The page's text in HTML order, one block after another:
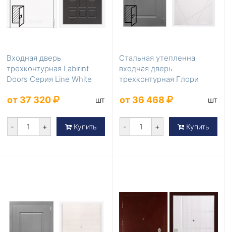
Входная дверь
трехконтурная Labirint
Doors Серия Line White
от 37 320 шт
- + Купить
Стальная утепленна
входная дверь
трехконтурная Глори
от 36 468 шт
- + Купить